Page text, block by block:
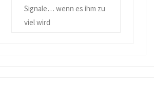
Signale… wenn es ihm zu
viel wird